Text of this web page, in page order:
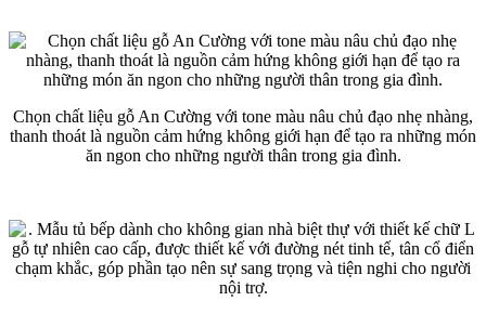
Chọn chất liệu gỗ An Cường với tone màu nâu chủ đạo nhẹ nhàng,
thanh thoát là nguồn cảm hứng không giới hạn để tạo ra những món
ăn ngon cho những người thân trong gia đình.